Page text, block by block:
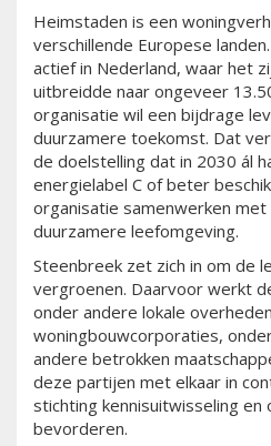
Heimstaden is een
verschillende Europese
actief in Nederland, waar het
uitbreidde naar ongeveer
organisatie wil een bijdrage
duurzamere toekomst. Dat
de doelstelling dat in 2030 ál
energielabel C of beter
organisatie samenwerken
duurzamere leefomgeving.
Steenbreek zet zich in om de
vergroenen. Daarvoor werkt
onder andere lokale
woningbouwcorporaties,
andere betrokken
deze partijen met elkaar in
stichting kennisuitwisseling en
bevorderen.